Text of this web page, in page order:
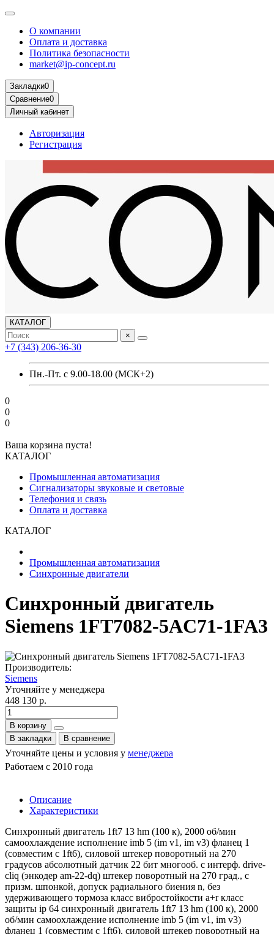
О компании
Оплата и доставка
Политика безопасности
market@ip-concept.ru
Закладки0
Сравнение0
Личный кабинет
Авторизация
Регистрация
КАТАЛОГ
×
+7 (343) 206-36-30
Пн.-Пт. с 9.00-18.00 (МСК+2)
0
0
0
Ваша корзина пуста!
КАТАЛОГ
Промышленная автоматизация
Сигнализаторы звуковые и световые
Телефония и связь
Оплата и доставка
КАТАЛОГ
Промышленная автоматизация
Синхронные двигатели
Синхронный двигатель
Siemens 1FT7082-5AC71-1FA3
Производитель:
Siemens
Уточняйте у менеджера
448 130 р.
В корзину
В закладки
В сравнение
Уточняйте цены и условия у менеджера
Работаем с 2010 года
Описание
Характеристики
Синхронный двигатель 1ft7 13 hm (100 к), 2000 об/мин
самоохлаждение исполнение imb 5 (im v1, im v3) фланец 1
(совместим с 1ft6), силовой штекер поворотный на 270
градусов абсолютный датчик 22 бит многооб. с интерф. drive-
cliq (энкодер am-22-dq) штекер поворотный на 270 град., с
призм. шпонкой, допуск радиального биения n, без
удерживающего тормоза класс вибростойкости a+r класс
защиты ip 64 синхронный двигатель 1ft7 13 hm (100 к), 2000
об/мин самоохлаждение исполнение imb 5 (im v1, im v3)
фланец 1 (совместим с 1ft6), силовой штекер поворотный на